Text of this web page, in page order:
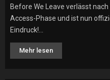
Before We Leave verlässt
Access-Phase und ist nun
Eindruck!...
Mehr lesen